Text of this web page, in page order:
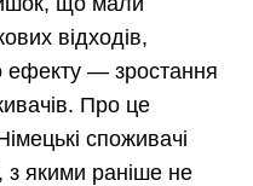
відходів,
ефекту — зростання
Про це
споживачі
з якими раніше не